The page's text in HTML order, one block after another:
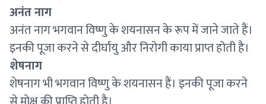
अनंत नाग
अनंत नाग भगवान विष्णु के शयनासन के रूप में जाने जाते हैं।
इनकी पूजा करने से दीर्घायु और निरोगी काया प्राप्त होती है।
शेषनाग
शेषनाग भी भगवान विष्णु के शयनासन हैं। इनकी पूजा करने